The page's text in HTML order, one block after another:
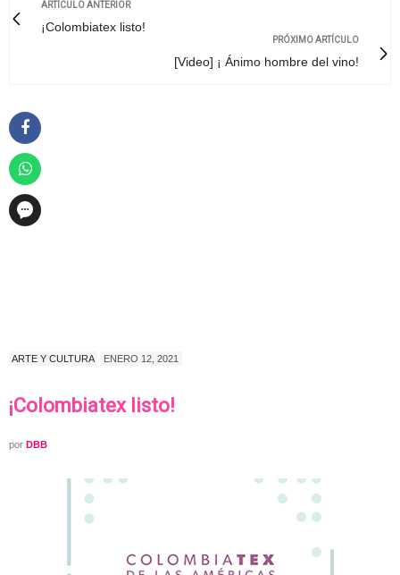
ARTÍCULO ANTERIOR
¡Colombiatex listo!
PRÓXIMO ARTÍCULO
[Video] ¡ Ánimo hombre del vino!
ARTE Y CULTURA ENERO 12, 2021
¡Colombiatex listo!
por DBB